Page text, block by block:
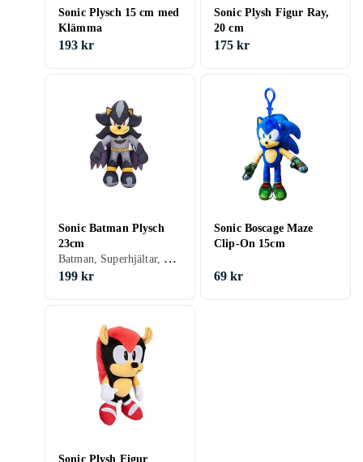
Sonic Plysch 15 cm med
Klämma
193 kr
Sonic Plysh Figur Ray,
20 cm
175 kr
Sonic Batman Plysch
23cm
Batman, Superhjältar, Filmkaraktärer
199 kr
Sonic Boscage Maze
Clip-On 15cm
69 kr
Sonic Plysh Figur